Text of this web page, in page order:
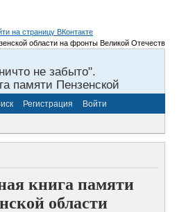
области на фронты Великой Отечественной
не забыто".
памяти Пензенской
Регистрация Войти
книга памяти
области